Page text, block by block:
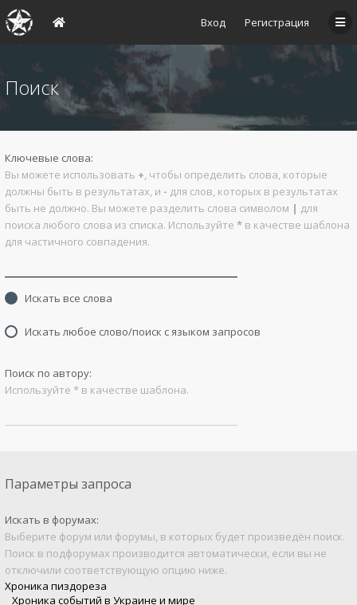
Вход Регистрация
Поиск
Ключевые слова:
Вы можете использовать +, чтобы определить слова, которые
должны быть в результатах, и - для слов, которых в результатах
быть не должно. Вы можете разделить слова символом | для
поиска любого слова из списка. Используйте * в качестве шаблона
для частичного совпадения.
Искать все слова
Искать любое слово/поиск с языком запросов
Поиск по автору:
Используйте * в качестве шаблона.
Параметры запроса
Искать в форумах:
Выберите форум или форумы, в которых будет произведён поиск.
Поиск в подфорумах производится автоматически, если вы не
отключили соответствующую опцию ниже.